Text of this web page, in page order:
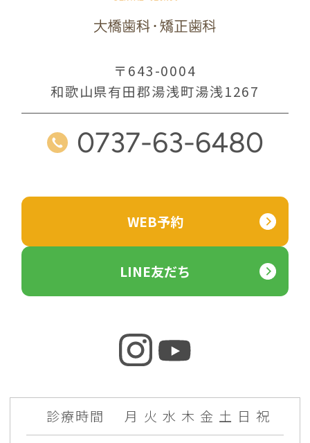
〒643-0004
和歌山県有田郡湯浅町湯浅1267
0737-63-6480
WEB予約
LINE友だち
診療時間 月 火 水 木 金 土 日 祝